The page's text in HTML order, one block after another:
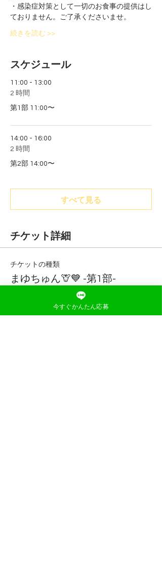
・感染症対策として一切のお食事の提供はし
ておりません。ご了承くださいませ。
続きを読む >>
スケジュール
11:00 - 13:00
2 時間
第1部 11:00〜
14:00 - 16:00
2 時間
第2部 14:00〜
すべて見る
チケット詳細
チケットの種類
まゆちゅん🦒💙 -第1部-
今すぐかんたん応募